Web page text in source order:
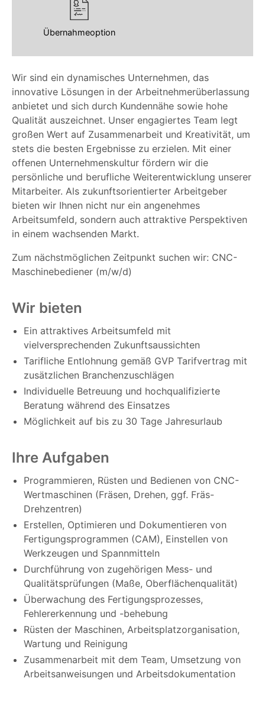
Wir sind ein dynamisches Unternehmen, das
innovative Lösungen in der Arbeitnehmerüberlassung
anbietet und sich durch Kundennähe sowie hohe
Qualität auszeichnet. Unser engagiertes Team legt
großen Wert auf Zusammenarbeit und Kreativität, um
stets die besten Ergebnisse zu erzielen. Mit einer
offenen Unternehmenskultur fördern wir die
persönliche und berufliche Weiterentwicklung unserer
Mitarbeiter. Als zukunftsorientierter Arbeitgeber
bieten wir Ihnen nicht nur ein angenehmes
Arbeitsumfeld, sondern auch attraktive Perspektiven
in einem wachsenden Markt.
Zum nächstmöglichen Zeitpunkt suchen wir: CNC-
Maschinebediener (m/w/d)
Wir bieten
Ein attraktives Arbeitsumfeld mit
vielversprechenden Zukunftsaussichten
Tarifliche Entlohnung gemäß GVP Tarifvertrag mit
zusätzlichen Branchenzuschlägen
Individuelle Betreuung und hochqualifizierte
Beratung während des Einsatzes
Möglichkeit auf bis zu 30 Tage Jahresurlaub
Ihre Aufgaben
Programmieren, Rüsten und Bedienen von CNC-
Wertmaschinen (Fräsen, Drehen, ggf. Fräs-
Drehzentren)
Erstellen, Optimieren und Dokumentieren von
Fertigungsprogrammen (CAM), Einstellen von
Werkzeugen und Spannmitteln
Durchführung von zugehörigen Mess- und
Qualitätsprüfungen (Maße, Oberflächenqualität)
Überwachung des Fertigungsprozesses,
Fehlererkennung und -behebung
Rüsten der Maschinen, Arbeitsplatzorganisation,
Wartung und Reinigung
Zusammenarbeit mit dem Team, Umsetzung von
Arbeitsanweisungen und Arbeitsdokumentation
Übernahmeoption